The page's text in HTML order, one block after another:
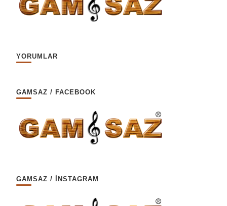
YORUMLAR
GAMSAZ / FACEBOOK
GAMSAZ / İNSTAGRAM